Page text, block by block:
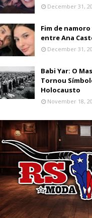
December 31,
Fim de
entre Ana
December 31,
Babi Yar: O
Tornou
Holocausto
November 18,